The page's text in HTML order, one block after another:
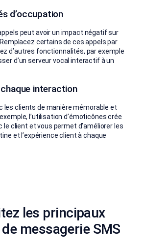
d’occupation
peut avoir un impact négatif sur
Remplacez certains de ces appels par
d’autres fonctionnalités, par exemple
d’un serveur vocal interactif à un
interaction
les clients de manière mémorable et
l’utilisation d’émoticônes crée
le client et vous permet d’améliorer les
et l’expérience client à chaque
les principaux
messagerie SMS